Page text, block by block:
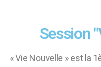
Session
« Vie Nouvelle » est la